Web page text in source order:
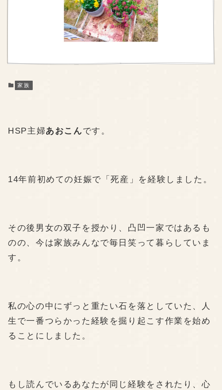
家族
HSP主婦あおこんです。
14年前初めての妊娠で「死産」を経験しました。
その後男女の双子を授かり、凸凹一家ではあるも
のの、今は家族みんなで毎日笑って暮らしていま
す。
私の心の中にずっと重たい石を落としていた、人
生で一番つらかった経験を掘り起こす作業を始め
ることにしました。
もし読んでいるあなたが同じ経験をされたり、心